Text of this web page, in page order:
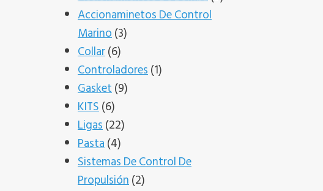
Accionaminetos De Control
Marino 33
Collar 66
productos
Controladores 11
Gasket 99
KITS 66
productos
Ligas 2222
Pasta 44
productos
Sistemas De Control De
Propulsión 22